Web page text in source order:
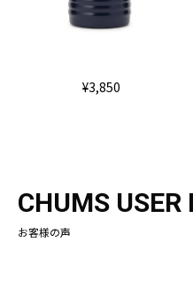
¥3,850
CHUMS USER
お客様の声